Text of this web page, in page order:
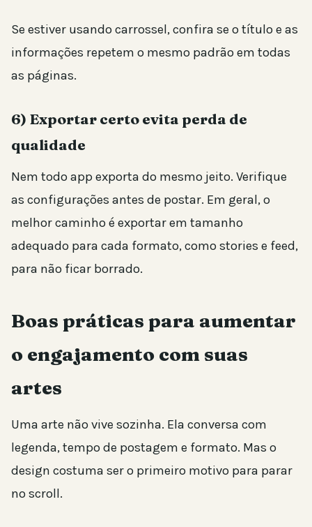
Se estiver usando carrossel, confira se o título e as
informações repetem o mesmo padrão em todas
as páginas.
6) Exportar certo evita perda de
qualidade
Nem todo app exporta do mesmo jeito. Verifique
as configurações antes de postar. Em geral, o
melhor caminho é exportar em tamanho
adequado para cada formato, como stories e feed,
para não ficar borrado.
Boas práticas para aumentar
o engajamento com suas
artes
Uma arte não vive sozinha. Ela conversa com
legenda, tempo de postagem e formato. Mas o
design costuma ser o primeiro motivo para parar
no scroll.